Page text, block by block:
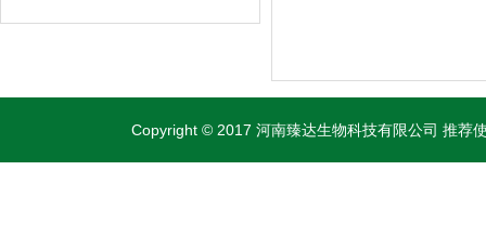
Copyright © 2017 河南臻达生物科技有限公司 推荐